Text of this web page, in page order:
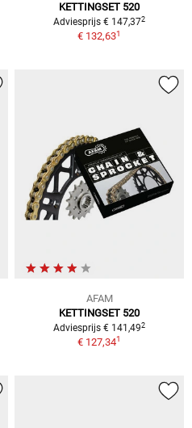
KETTINGSET 520
Adviesprijs € 147,372
€ 132,631
AFAM
KETTINGSET 520
Adviesprijs € 141,492
€ 127,341